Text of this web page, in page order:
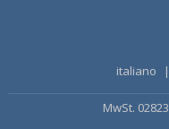
italiano |
MwSt.